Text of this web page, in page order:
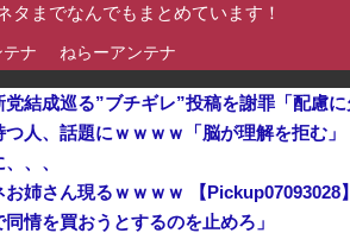
までなんでもまとめています！
テナ ねらーアンテナ
、、
姉さん現るｗｗｗｗ 【Pickup07093028】
情を買おうとするのを止めろ」